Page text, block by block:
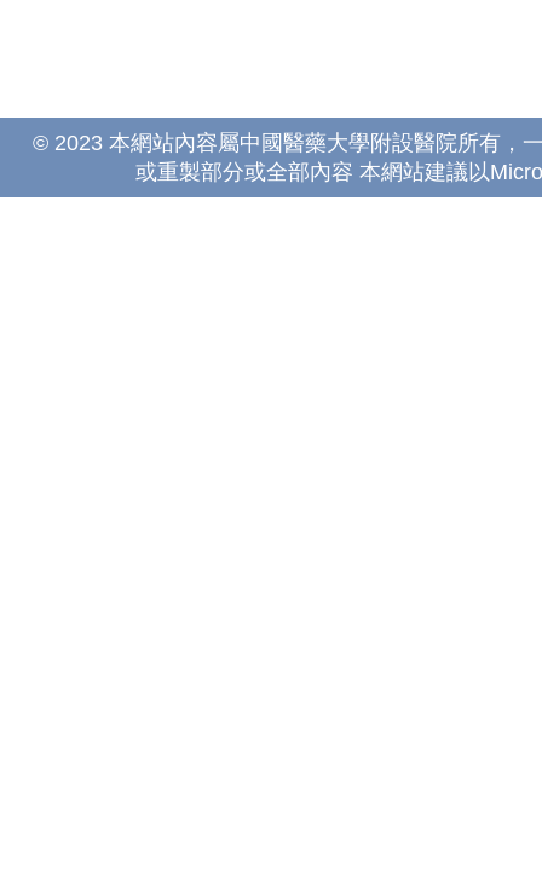
© 2023 本網站內容屬中國醫藥大學附設醫院所有，
或重製部分或全部內容 本網站建議以